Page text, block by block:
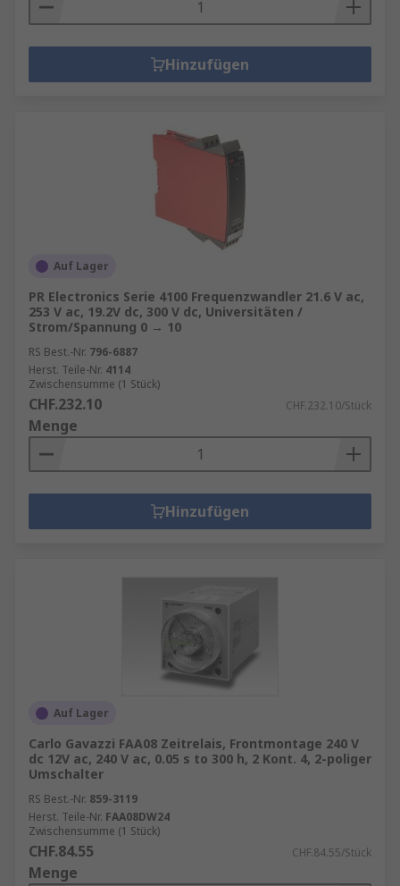
Hinzufügen
Auf Lager
PR Electronics Serie 4100 Frequenzwandler 21.6 V ac,
253 V ac, 19.2V dc, 300 V dc, Universitäten /
Strom/Spannung 0 → 10
RS Best.-Nr. 796-6887
Herst. Teile-Nr. 4114
Zwischensumme (1 Stück)
CHF.232.10 CHF.232.10/Stück
Menge
Hinzufügen
Auf Lager
Carlo Gavazzi FAA08 Zeitrelais, Frontmontage 240 V
dc 12V ac, 240 V ac, 0.05 s to 300 h, 2 Kont. 4, 2-poliger
Umschalter
RS Best.-Nr. 859-3119
Herst. Teile-Nr. FAA08DW24
Zwischensumme (1 Stück)
CHF.84.55 CHF.84.55/Stück
Menge